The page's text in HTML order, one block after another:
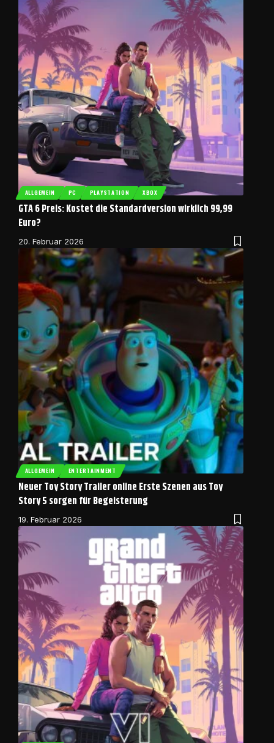
ALLGEMEIN PC PLAYSTATION XBOX
GTA 6 Preis: Kostet die Standardversion wirklich 99,99
Euro?
20. Februar 2026
ALLGEMEIN ENTERTAINMENT
Neuer Toy Story Trailer online Erste Szenen aus Toy
Story 5 sorgen für Begeisterung
19. Februar 2026